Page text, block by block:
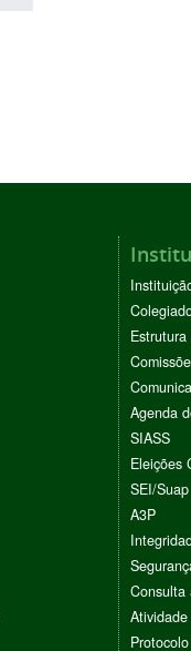
Agenda
SIASS
Eleições
SEI/Suap
A3P
Consulta